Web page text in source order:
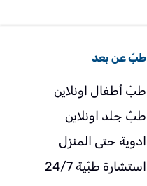
طبّ عن بعد
طبّ أطفال اونلاين
طبّ جلد اونلاين
ادوية حتى المنزل
استشارة طبّية 24/7